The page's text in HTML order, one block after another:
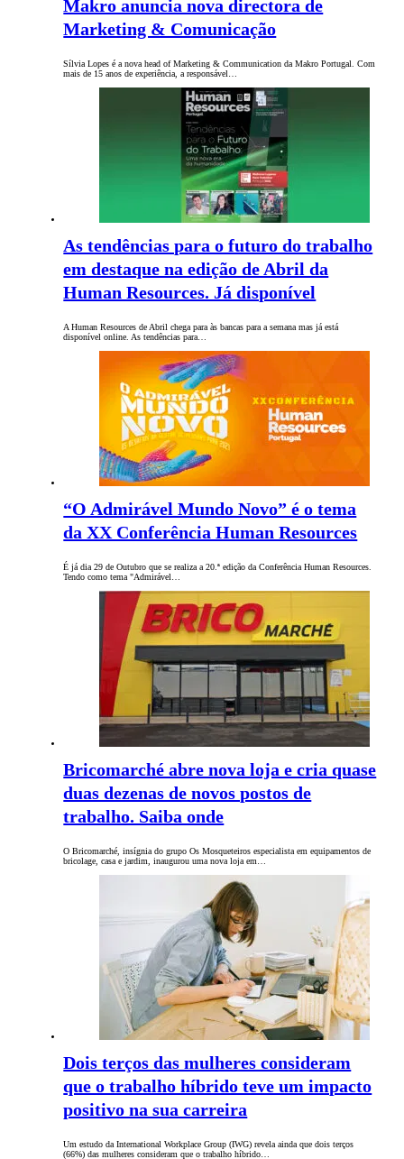
Makro anuncia nova directora de
Marketing & Comunicação
Sílvia Lopes é a nova head of Marketing & Communication da Makro Portugal. Com
mais de 15 anos de experiência, a responsável…
As tendências para o futuro do trabalho
em destaque na edição de Abril da
Human Resources. Já disponível
A Human Resources de Abril chega para às bancas para a semana mas já está
disponível online. As tendências para…
“O Admirável Mundo Novo” é o tema
da XX Conferência Human Resources
É já dia 29 de Outubro que se realiza a 20.ª edição da Conferência Human Resources.
Tendo como tema "Admirável…
Bricomarché abre nova loja e cria quase
duas dezenas de novos postos de
trabalho. Saiba onde
O Bricomarché, insígnia do grupo Os Mosqueteiros especialista em equipamentos de
bricolage, casa e jardim, inaugurou uma nova loja em…
Dois terços das mulheres consideram
que o trabalho híbrido teve um impacto
positivo na sua carreira
Um estudo da International Workplace Group (IWG) revela ainda que dois terços
(66%) das mulheres consideram que o trabalho híbrido…